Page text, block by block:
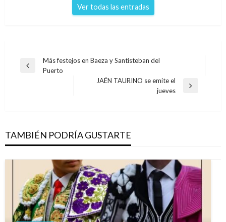
Ver todas las entradas
Navegación
Entrada
Más festejos en Baeza y Santisteban del
Puerto
JAÉN TAURINO se emite el
jueves
TAMBIÉN PODRÍA GUSTARTE